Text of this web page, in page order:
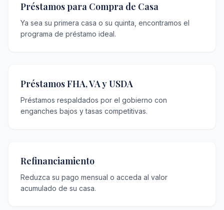
Préstamos para Compra de Casa
Ya sea su primera casa o su quinta, encontramos el
programa de préstamo ideal.
Préstamos FHA, VA y USDA
Préstamos respaldados por el gobierno con
enganches bajos y tasas competitivas.
Refinanciamiento
Reduzca su pago mensual o acceda al valor
acumulado de su casa.